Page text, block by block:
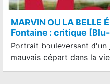
MARVIN OU LA BELLE
Fontaine : critique
Portrait bouleversant d'un
mauvais départ dans la